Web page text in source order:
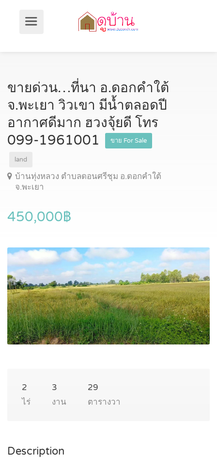
ขายด่วน…ที่นา อ.ดอกคำใต้
จ.พะเยา วิวเขา มีน้ำตลอดปี
อากาศดีมาก ฮวงจุ้ยดี โทร
099-1961001
ขาย For Sale
land
บ้านทุ่งหลวง ตำบลดอนศรีชุม อ.ดอกคำใต้
จ.พะเยา
450,000฿
2
ไร่
3
งาน
29
ตารางวา
Description